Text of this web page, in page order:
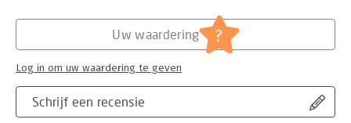
Staatsrecht algemeen
Serie:
Ars Aequi jurisprudentie
Schrijf een recensie
Uw waardering ?
Log in om uw waardering te geven